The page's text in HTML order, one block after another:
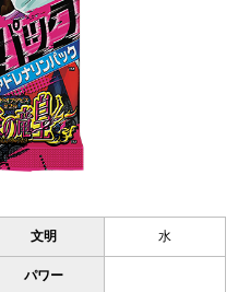
文明 水
パワー